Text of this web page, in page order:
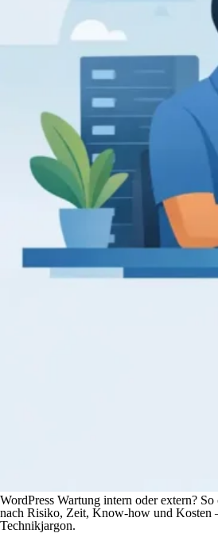
WordPress Wartung intern oder extern?
nach Risiko, Zeit, Know-how und Kosten
Technikjargon.